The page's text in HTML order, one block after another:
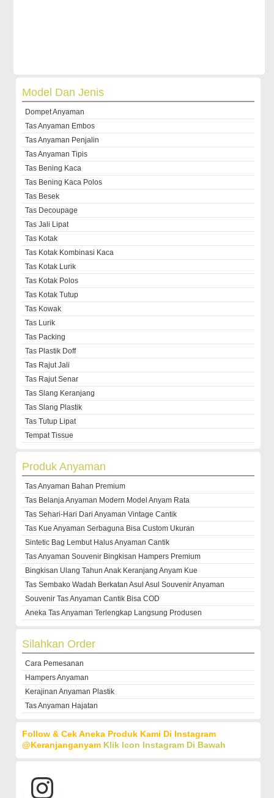
Model Dan Jenis
Dompet Anyaman
Tas Anyaman Embos
Tas Anyaman Penjalin
Tas Anyaman Tipis
Tas Bening Kaca
Tas Bening Kaca Polos
Tas Besek
Tas Decoupage
Tas Jali Lipat
Tas Kotak
Tas Kotak Kombinasi Kaca
Tas Kotak Lurik
Tas Kotak Polos
Tas Kotak Tutup
Tas Kowak
Tas Lurik
Tas Packing
Tas Plastik Doff
Tas Rajut Jali
Tas Rajut Senar
Tas Slang Keranjang
Tas Slang Plastik
Tas Tutup Lipat
Tempat Tissue
Produk Anyaman
Tas Anyaman Bahan Premium
Tas Belanja Anyaman Modern Model Anyam Rata
Tas Sehari-Hari Dari Anyaman Vintage Cantik
Tas Kue Anyaman Serbaguna Bisa Custom Ukuran
Sintetic Bag Lembut Halus Anyaman Cantik
Tas Anyaman Souvenir Bingkisan Hampers Premium
Bingkisan Ulang Tahun Anak Keranjang Anyam Kue
Tas Sembako Wadah Berkatan Asul Asul Souvenir Anyaman
Souvenir Tas Anyaman Cantik Bisa COD
Aneka Tas Anyaman Terlengkap Langsung Produsen
Silahkan Order
Cara Pemesanan
Hampers Anyaman
Kerajinan Anyaman Plastik
Tas Anyaman Hajatan
Follow & Cek Aneka Produk Kami Di Instagram
@keranjanganyam Klik Icon Instagram Di Bawah